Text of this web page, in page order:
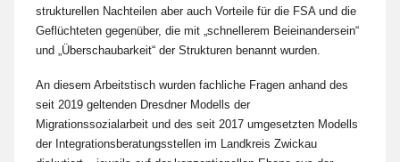
strukturellen Nachteilen aber auch Vorteile für die FSA und die
Geflüchteten gegenüber, die mit „schnellerem Beieinandersein“
und „Überschaubarkeit“ der Strukturen benannt wurden.
An diesem Arbeitstisch wurden fachliche Fragen anhand des
seit 2019 geltenden Dresdner Modells der
Migrationssozialarbeit und des seit 2017 umgesetzten Modells
der Integrationsberatungsstellen im Landkreis Zwickau